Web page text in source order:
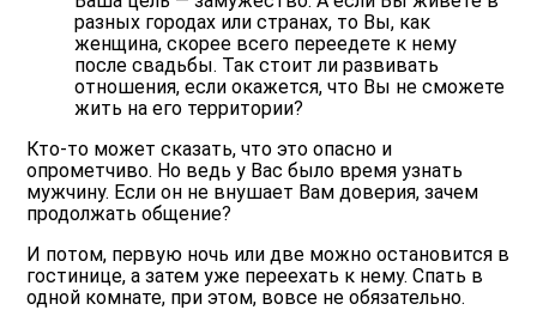
разных городах или странах, то Вы, как
женщина, скорее всего переедете к нему
после свадьбы. Так стоит ли развивать
отношения, если окажется, что Вы не сможете
жить на его территории?
Кто-то может сказать, что это опасно и
опрометчиво. Но ведь у Вас было время узнать
мужчину. Если он не внушает Вам доверия, зачем
продолжать общение?
И потом, первую ночь или две можно остановится в
гостинице, а затем уже переехать к нему. Спать в
одной комнате, при этом, вовсе не обязательно.